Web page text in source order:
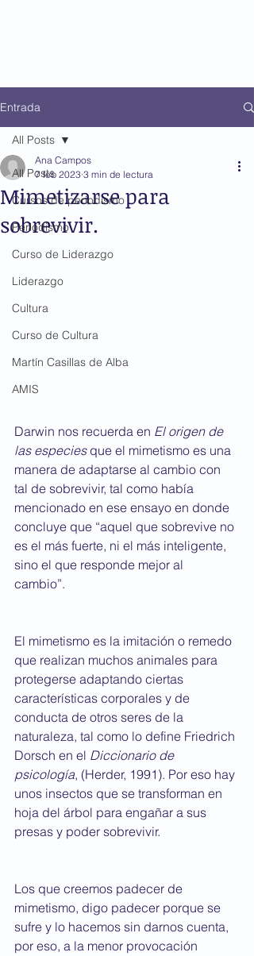
Entrada
All Posts
Cursos de periodismo
Periodismo
Curso de Liderazgo
Liderazgo
Cultura
Curso de Cultura
Martín Casillas de Alba
AMIS
All Posts
Mimetizarse para
sobrevivir.
Ana Campos
7 feb 2023 3 min de lectura
Darwin nos recuerda en El origen de
las especies que el mimetismo es una
manera de adaptarse al cambio con
tal de sobrevivir, tal como había
mencionado en ese ensayo en donde
concluye que “aquel que sobrevive no
es el más fuerte, ni el más inteligente,
sino el que responde mejor al
cambio”.
El mimetismo es la imitación o remedo
que realizan muchos animales para
protegerse adaptando ciertas
características corporales y de
conducta de otros seres de la
naturaleza, tal como lo define Friedrich
Dorsch en el Diccionario de
psicología, (Herder, 1991). Por eso hay
unos insectos que se transforman en
hoja del árbol para engañar a sus
presas y poder sobrevivir.
Los que creemos padecer de
mimetismo, digo padecer porque se
sufre y lo hacemos sin darnos cuenta,
por eso, a la menor provocación